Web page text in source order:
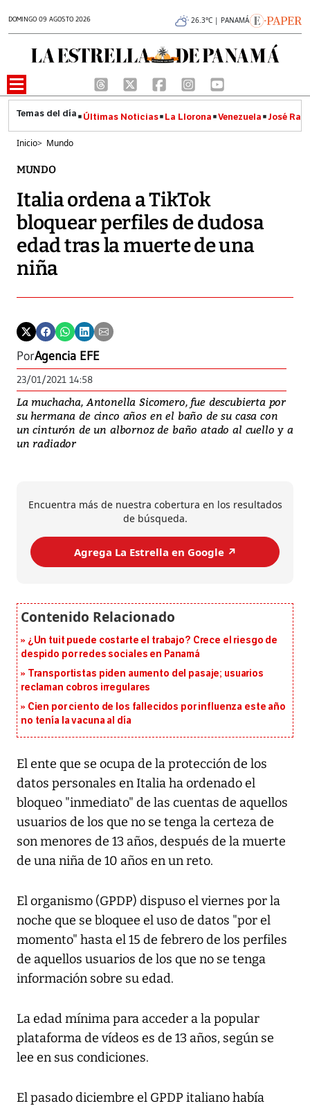
DOMINGO 09 AGOSTO 2026 26.3°C | PANAMÁ
Últimas Noticias La Llorona Venezuela José
Inicio> Mundo
MUNDO
Italia ordena a TikTok
bloquear perfiles de dudosa
edad tras la muerte de una
niña
PorAgencia EFE
23/01/2021 14:58
La muchacha, Antonella Sicomero, fue descubierta por
su hermana de cinco años en el baño de su casa con
un cinturón de un albornoz de baño atado al cuello y a
un radiador
Encuentra más de nuestra cobertura en los resultados
de búsqueda.
Agrega La Estrella en Google ↗️
¿Un tuit puede costarte el trabajo? Crece el riesgo de
despido por redes sociales en Panamá
Transportistas piden aumento del pasaje; usuarios
reclaman cobros irregulares
Cien por ciento de los fallecidos por influenza este año
no tenía la vacuna al día
El ente que se ocupa de la protección de los
datos personales en Italia ha ordenado el
bloqueo "inmediato" de las cuentas de aquellos
usuarios de los que no se tenga la certeza de
son menores de 13 años, después de la muerte
de una niña de 10 años en un reto.
El organismo (GPDP) dispuso el viernes por la
noche que se bloquee el uso de datos "por el
momento" hasta el 15 de febrero de los perfiles
de aquellos usuarios de los que no se tenga
información sobre su edad.
La edad mínima para acceder a la popular
plataforma de vídeos es de 13 años, según se
lee en sus condiciones.
El pasado diciembre el GPDP italiano había